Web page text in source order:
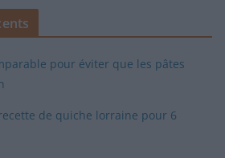
pour éviter que les pâtes
de quiche lorraine pour 6